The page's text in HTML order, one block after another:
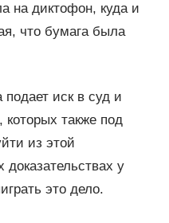
на диктофон, куда и
что бумага была
иск в суд и
также под
из этой
доказательствах у
это дело.